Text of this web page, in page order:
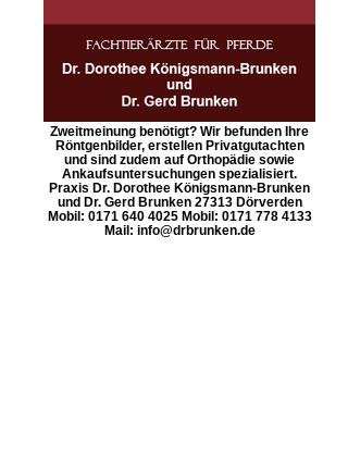
Zweitmeinung benötigt? Wir befunden Ihre
Röntgenbilder, erstellen Privatgutachten
und sind zudem auf Orthopädie sowie
Ankaufsuntersuchungen spezialisiert.
Praxis Dr. Dorothee Königsmann-Brunken
und Dr. Gerd Brunken 27313 Dörverden
Mobil: 0171 640 4025 Mobil: 0171 778 4133
Mail: info@drbrunken.de